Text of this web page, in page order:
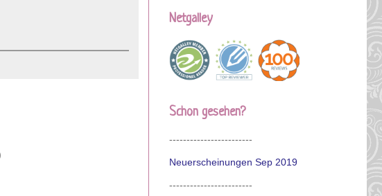
Netgalley
Schon gesehen?
------------------------
Neuerscheinungen Sep 2019
------------------------